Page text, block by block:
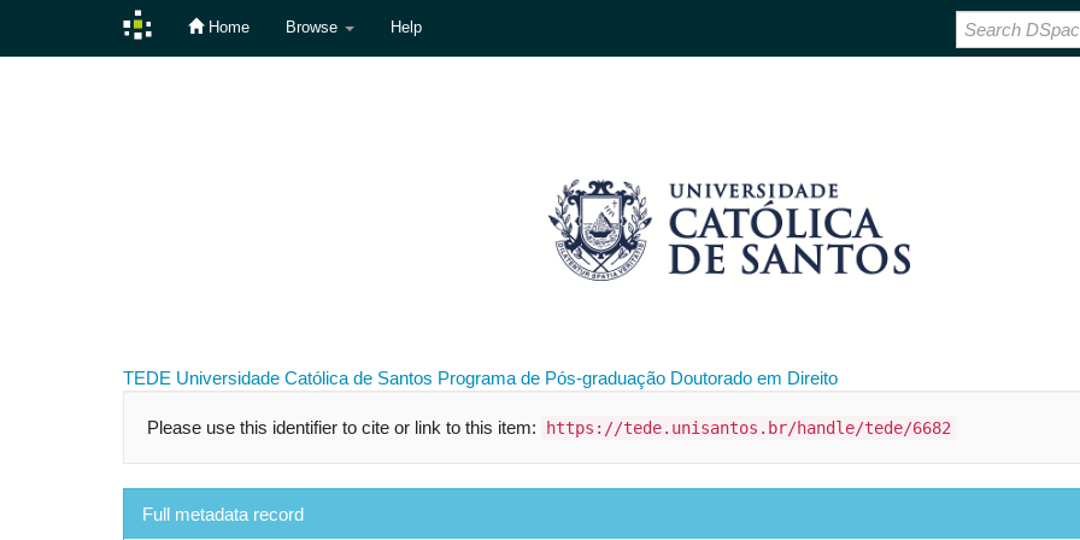
Home Browse Help
TEDE Universidade Católica de Santos Programa de Pós-graduação Doutorado em Direito
Please use this identifier to cite or link to this item: https://tede.unisantos.br/handle/tede/6682
Full metadata record